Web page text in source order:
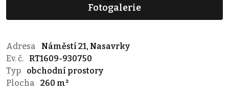
Fotogalerie
Adresa
Náměstí 21, Nasavrky
Ev. č.
RT1609-930750
Typ
obchodní prostory
Plocha
260 m²